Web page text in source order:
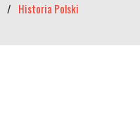
/ Historia Polski